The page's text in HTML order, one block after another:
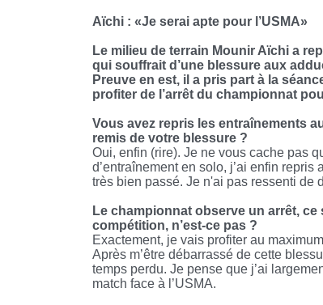
Aïchi : «Je serai apte pour l’USMA»
Le milieu de terrain Mounir Aïchi a
qui souffrait d’une blessure aux
Preuve en est, il a pris part à la
profiter de l’arrêt du championnat
Vous avez repris les entraînements
remis de votre blessure ?
Oui, enfin (rire). Je ne vous cache pas
d’entraînement en solo, j’ai enfin
très bien passé. Je n'ai pas ressenti de
Le championnat observe un arrêt,
compétition, n’est-ce pas ?
Exactement, je vais profiter au
Après m’être débarrassé de cette
temps perdu. Je pense que j’ai
match face à l’USMA.